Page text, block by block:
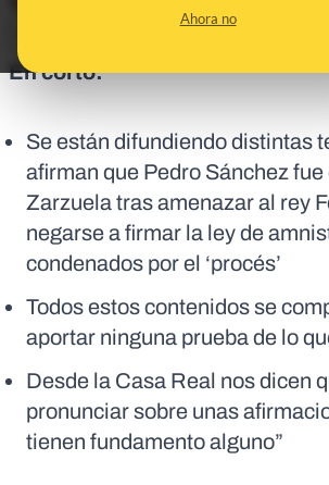
Ahora no
En corto:
Se están difundiendo distintas
afirman que Pedro Sánchez
Zarzuela tras amenazar al rey
negarse a firmar la ley de
condenados por el ‘procés’
Todos estos contenidos se
aportar ninguna prueba de lo
Desde la Casa Real nos dicen
pronunciar sobre unas
tienen fundamento alguno”